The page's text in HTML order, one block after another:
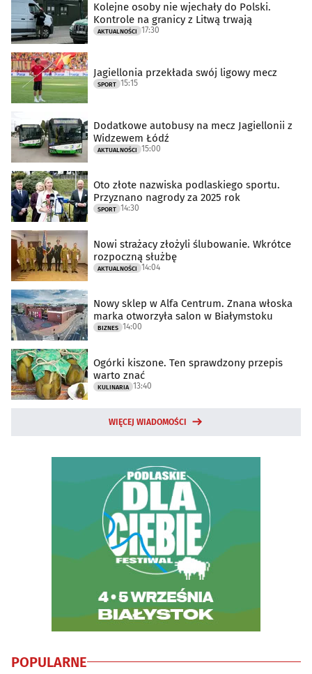
Kolejne osoby nie wjechały do Polski.
Kontrole na granicy z Litwą trwają
AKTUALNOŚCI 17:30
Jagiellonia przekłada swój ligowy mecz
SPORT 15:15
Dodatkowe autobusy na mecz Jagiellonii z
Widzewem Łódź
AKTUALNOŚCI 15:00
Oto złote nazwiska podlaskiego sportu.
Przyznano nagrody za 2025 rok
SPORT 14:30
Nowi strażacy złożyli ślubowanie. Wkrótce
rozpoczną służbę
AKTUALNOŚCI 14:04
Nowy sklep w Alfa Centrum. Znana włoska
marka otworzyła salon w Białymstoku
BIZNES 14:00
Ogórki kiszone. Ten sprawdzony przepis
warto znać
KULINARIA 13:40
WIĘCEJ WIADOMOŚCI
POPULARNE